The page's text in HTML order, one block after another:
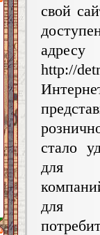
свой
адресу
http://
стало
для
для